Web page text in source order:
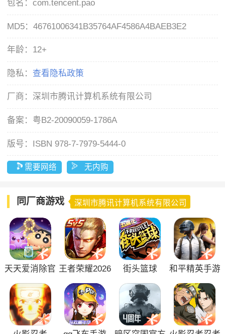
包名：com.tencent.pao
MD5：46761006341B35764AF4586A4BAEB3E2
年龄： 12+
隐私： 查看隐私政策
厂商： 深圳市腾讯计算机系统有限公司
备案： 粤B2-20090059-1786A
版号： ISBN 978-7-7979-5444-0
需要网络 无内购
同厂商游戏 深圳市腾讯计算机系统有限公司
天天爱消除官 王者荣耀2026
街头篮球 和平精英手游